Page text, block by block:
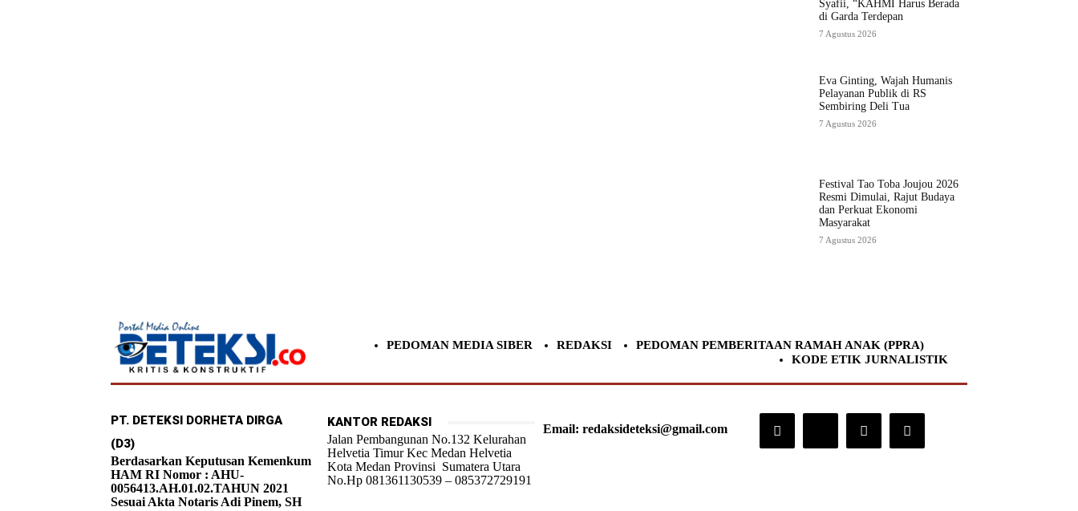
Syafii, “KAHMI Harus Berada
di Garda Terdepan
7 Agustus 2026
Eva Ginting, Wajah Humanis
Pelayanan Publik di RS
Sembiring Deli Tua
7 Agustus 2026
Festival Tao Toba Joujou 2026
Resmi Dimulai, Rajut Budaya
dan Perkuat Ekonomi
Masyarakat
7 Agustus 2026
PEDOMAN MEDIA SIBER REDAKSI
PEDOMAN PEMBERITAAN RAMAH ANAK (PPRA)
KODE ETIK JURNALISTIK
PT. DETEKSI DORHETA DIRGA
(D3)
Berdasarkan Keputusan Kemenkum
HAM RI Nomor : AHU-
0056413.AH.01.02.TAHUN 2021
Sesuai Akta Notaris Adi Pinem, SH
KANTOR REDAKSI
Jalan Pembangunan No.132 Kelurahan
Helvetia Timur Kec Medan Helvetia
Kota Medan Provinsi Sumatera Utara
No.Hp 081361130539 – 085372729191
Email: redaksideteksi@gmail.com